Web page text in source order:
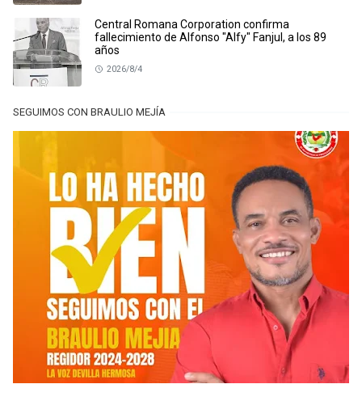
Central Romana Corporation confirma
fallecimiento de Alfonso "Alfy" Fanjul, a los 89
años
2026/8/4
SEGUIMOS CON BRAULIO MEJÍA